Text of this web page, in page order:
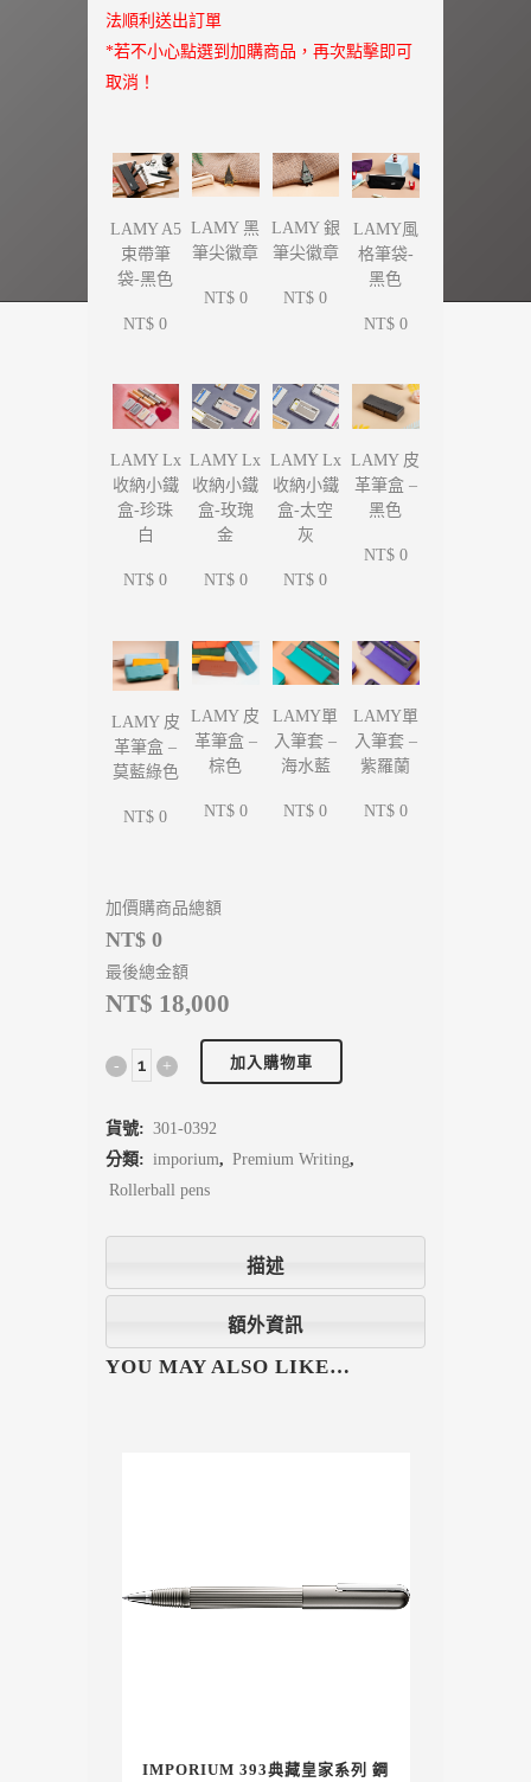
法順利送出訂單
*若不小心點選到加購商品，再次點擊即可
取消！
LAMY A5
束帶筆
袋-黑色
NT$ 0
LAMY 黑
筆尖徽章
NT$ 0
LAMY 銀
筆尖徽章
NT$ 0
LAMY風
格筆袋-
黑色
NT$ 0
LAMY Lx
收納小鐵
盒-珍珠
白
NT$ 0
LAMY Lx
收納小鐵
盒-玫瑰
金
NT$ 0
LAMY Lx
收納小鐵
盒-太空
灰
NT$ 0
LAMY 皮
革筆盒 –
黑色
NT$ 0
LAMY 皮
革筆盒 –
莫藍綠色
NT$ 0
LAMY 皮
革筆盒 –
棕色
NT$ 0
LAMY單
入筆套 –
海水藍
NT$ 0
LAMY單
入筆套 –
紫羅蘭
NT$ 0
加價購商品總額
NT$ 0
最後總金額
NT$ 18,000
加入購物車
貨號: 301-0392
分類: imporium, Premium Writing,
Rollerball pens
描述
額外資訊
YOU MAY ALSO LIKE…
IMPORIUM 393典藏皇家系列 鋼